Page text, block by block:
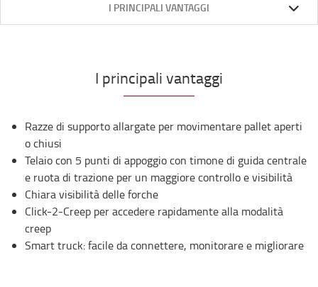
I PRINCIPALI VANTAGGI
I principali vantaggi
Razze di supporto allargate per movimentare pallet aperti
o chiusi
Telaio con 5 punti di appoggio con timone di guida centrale
e ruota di trazione per un maggiore controllo e visibilità
Chiara visibilità delle forche
Click-2-Creep per accedere rapidamente alla modalità
creep
Smart truck: facile da connettere, monitorare e migliorare